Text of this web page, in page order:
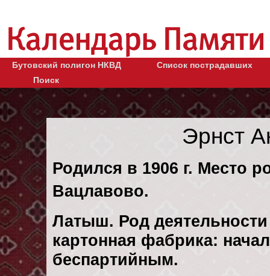
Бутовский полигон НКВД
Список пострадавших
Поиск
Эрнст
Родился в 1906 г. Место
Вацлавово.
Латыш. Род
картонная фабрика:
беспартийным.